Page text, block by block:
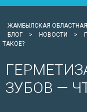
ЖАМБЫЛСКАЯ
БЛОГ
> НОВОСТИ >
ТАКОЕ?
ЗУБОВ —